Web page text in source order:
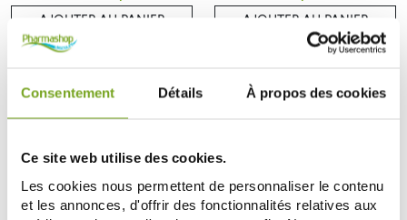
Consentement Détails À propos des cookies
Ce site web utilise des cookies.
Les cookies nous permettent de personnaliser le contenu
et les annonces, d'offrir des fonctionnalités relatives aux
AJOUTER AU PANIER AJOUTER AU PANIER
-15%